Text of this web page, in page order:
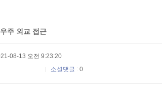
주 외교 접근
08-13 오전 9:23:20
소셜댓글 : 0